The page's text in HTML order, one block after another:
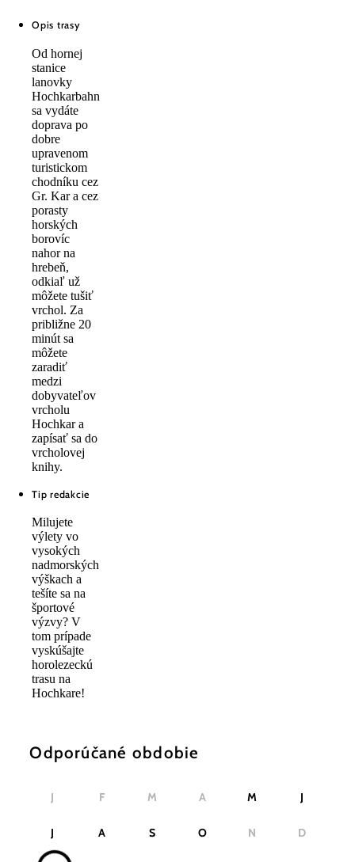
Opis trasy
Od hornej
stanice
lanovky
Hochkarbahn
sa vydáte
doprava po
dobre
upravenom
turistickom
chodníku cez
Gr. Kar a cez
porasty
horských
borovíc
nahor na
hrebeň,
odkiaľ už
môžete tušiť
vrchol. Za
približne 20
minút sa
môžete
zaradiť
medzi
dobyvateľov
vrcholu
Hochkar a
zapísať sa do
vrcholovej
knihy.
Tip redakcie
Milujete
výlety vo
vysokých
nadmorských
výškach a
tešíte sa na
športové
výzvy? V
tom prípade
vyskúšajte
horolezeckú
trasu na
Hochkare!
Odporúčané obdobie
J F M A M J
J A S O N D